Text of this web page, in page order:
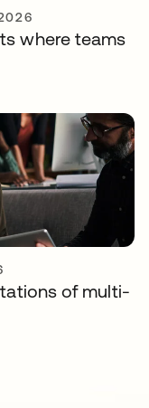
where teams
of multi-